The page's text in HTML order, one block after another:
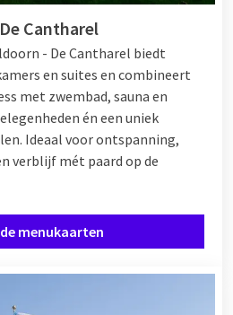
Cantharel
- De Cantharel biedt
en suites en combineert
met zwembad, sauna en
én een uniek
Ideaal voor ontspanning,
verblijf mét paard op de
menukaarten